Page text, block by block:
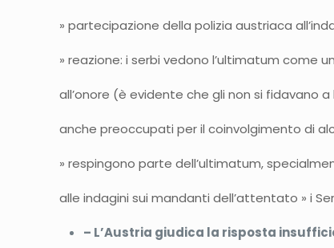
» partecipazione della polizia austriaca
» reazione: i serbi vedono l’ultimatum come
all’onore (è evidente che gli non si fidavano
anche preoccupati per il coinvolgimento di
» respingono parte dell’ultimatum,
alle indagini sui mandanti dell’attentato » i
– L’Austria giudica la risposta